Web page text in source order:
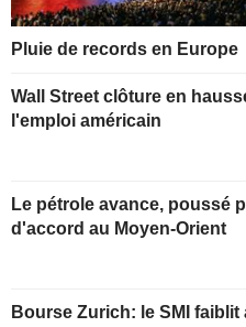
Pluie de records en Europe
Wall Street clôture en
l'emploi américain
Le pétrole avance, poussé
d'accord au Moyen-Orient
Bourse Zurich: le SMI faiblit